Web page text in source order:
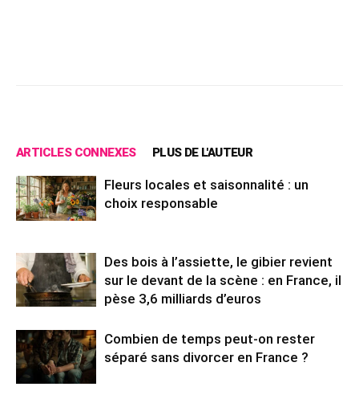
ARTICLES CONNEXES PLUS DE L'AUTEUR
Fleurs locales et saisonnalité : un
choix responsable
Des bois à l’assiette, le gibier revient
sur le devant de la scène : en France, il
pèse 3,6 milliards d’euros
Combien de temps peut-on rester
séparé sans divorcer en France ?